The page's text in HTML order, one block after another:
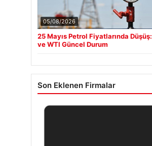
05/08/2026
25 Mayıs Petrol Fiyatlarında
ve WTI Güncel Durum
Son Eklenen Firmalar